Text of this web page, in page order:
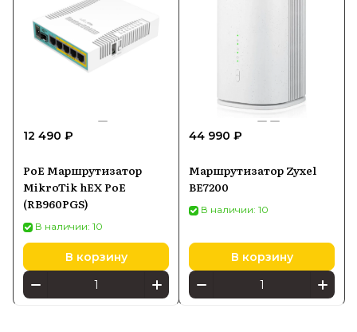
12 490 ₽
PoE Маршрутизатор
MikroTik hEX PoE
(RB960PGS)
В наличии: 10
В корзину
44 990 ₽
Маршрутизатор Zyxel
BE7200
В наличии: 10
В корзину